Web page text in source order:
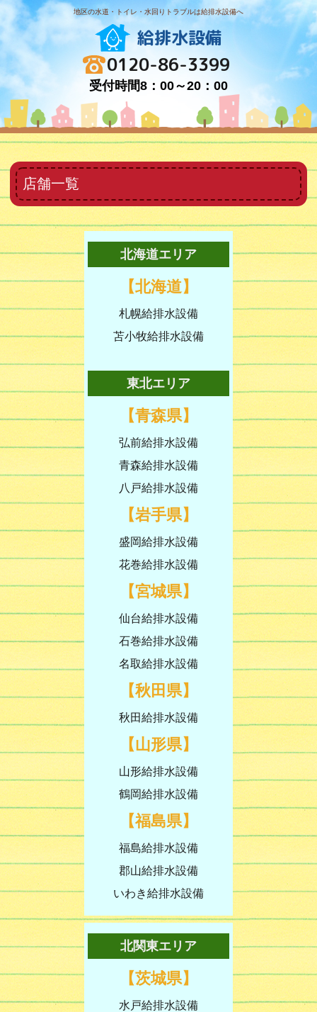
地区の水道・トイレ・水回りトラブルは給排水設備へ
給排水設備
0120-86-3399
受付時間8：00～20：00
店舗一覧
北海道エリア
【北海道】
札幌給排水設備
苫小牧給排水設備
東北エリア
【青森県】
弘前給排水設備
青森給排水設備
八戸給排水設備
【岩手県】
盛岡給排水設備
花巻給排水設備
【宮城県】
仙台給排水設備
石巻給排水設備
名取給排水設備
【秋田県】
秋田給排水設備
【山形県】
山形給排水設備
鶴岡給排水設備
【福島県】
福島給排水設備
郡山給排水設備
いわき給排水設備
北関東エリア
【茨城県】
水戸給排水設備